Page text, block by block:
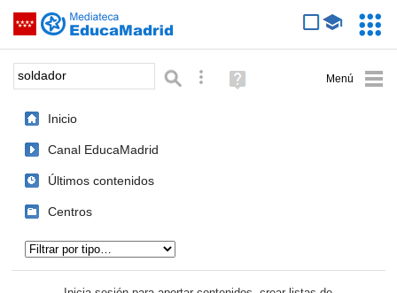
Saltar navegación
Palabra o frase: Búsqueda avanzada
Ayuda
(en
Inicio
Canal EducaMadrid
Últimos contenidos
Centros